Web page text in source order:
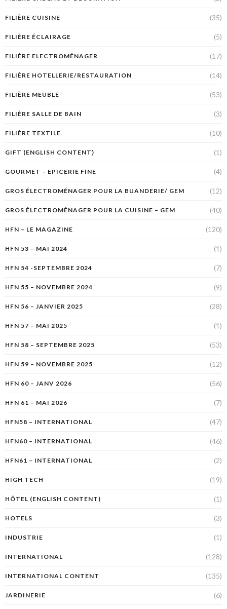
FILIÈRE CUISINE (35)
FILIÈRE ÉCLAIRAGE (5)
FILIÈRE ELECTROMÉNAGER (17)
FILIÈRE HOTELLERIE/RESTAURATION (14)
FILIÈRE MEUBLE (53)
FILIÈRE SALLE DE BAIN (3)
FILIÈRE TEXTILE (10)
GIFT (ENGLISH CONTENT) (1)
GOURMET – EPICERIE FINE (4)
GROS ÉLECTROMÉNAGER POUR LA BUANDERIE/ GEM (12)
GROS ÉLECTROMÉNAGER POUR LA CUISINE – GEM (40)
HFN – LE MAGAZINE (120)
HFN 53 – MAI 2024 (1)
HFN 54 -SEPTEMBRE 2024 (7)
HFN 55 – NOVEMBRE 2024 (9)
HFN 56 – JANVIER 2025 (28)
HFN 57 – MAI 2025 (1)
HFN 58 – SEPTEMBRE 2025 (53)
HFN 59 – NOVEMBRE 2025 (12)
HFN 60 – JANV 2026 (56)
HFN 61 – MAI 2026 (7)
HFN58 – INTERNATIONAL (47)
HFN60 – INTERNATIONAL (46)
HFN61 – INTERNATIONAL (2)
HIGH TECH (19)
HÔTEL (ENGLISH CONTENT) (1)
HOTELS (3)
INDUSTRIE (1)
INTERNATIONAL (128)
INTERNATIONAL CONTENT (135)
JARDINERIE (6)